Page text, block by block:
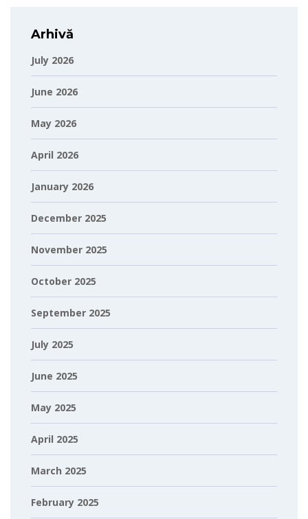
Arhivă
July 2026
June 2026
May 2026
April 2026
January 2026
December 2025
November 2025
October 2025
September 2025
July 2025
June 2025
May 2025
April 2025
March 2025
February 2025